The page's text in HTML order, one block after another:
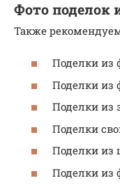
Фото поделок
Также
Поделки из
Поделки из
Поделки из
Поделки
Поделки из
Поделки из